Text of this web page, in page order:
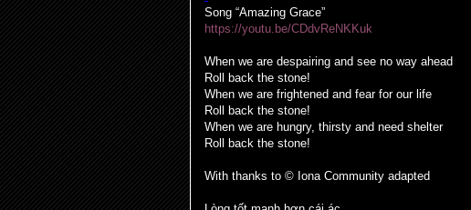
Song “Amazing Grace”
https://youtu.be/CDdvReNKKuk
When we are despairing and see no way ahead
Roll back the stone!
When we are frightened and fear for our life
Roll back the stone!
When we are hungry, thirsty and need shelter
Roll back the stone!
With thanks to © Iona Community adapted